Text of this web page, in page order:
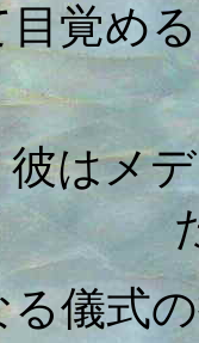
目覚め
はメ
る儀式